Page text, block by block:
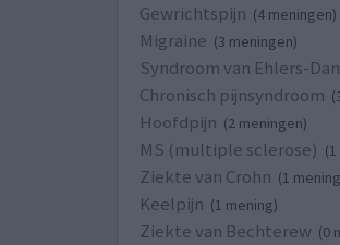
Gewrichtspijn (4 meningen)
Migraine (3 meningen)
Syndroom van Ehlers-
Chronisch pijnsyndroom
Hoofdpijn (2 meningen)
MS (multiple sclerose)
Ziekte van Crohn (1
Keelpijn (1 mening)
Ziekte van Bechterew (0